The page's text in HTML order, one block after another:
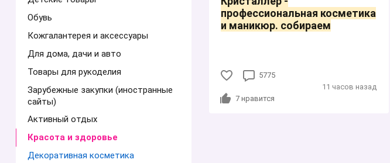
Обувь
Кожгалантерея и аксессуары
Для дома, дачи и авто
Товары для рукоделия
Зарубежные закупки (иностранные
сайты)
Активный отдых
Красота и здоровье
Декоративная косметика
профессиональная косметика
и маникюр. собираем
5775
7 нравится
11 часов назад